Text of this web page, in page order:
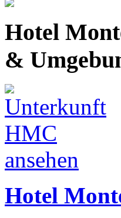
Hotel
&
Hotel